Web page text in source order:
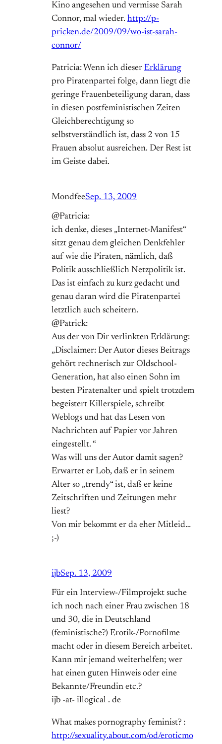
Kino angesehen und vermisse Sarah
Connor, mal wieder. http://p-
pricken.de/2009/09/wo-ist-sarah-
connor/
Patricia: Wenn ich dieser Erklärung
pro Piratenpartei folge, dann liegt die
geringe Frauenbeteiligung daran, dass
in diesen postfeministischen Zeiten
Gleichberechtigung so
selbstverständlich ist, dass 2 von 15
Frauen absolut ausreichen. Der Rest ist
im Geiste dabei.
MondfeeSep. 13, 2009
@Patricia:
ich denke, dieses „Internet-Manifest“
sitzt genau dem gleichen Denkfehler
auf wie die Piraten, nämlich, daß
Politik ausschließlich Netzpolitik ist.
Das ist einfach zu kurz gedacht und
genau daran wird die Piratenpartei
letztlich auch scheitern.
@Patrick:
Aus der von Dir verlinkten Erklärung:
„Disclaimer: Der Autor dieses Beitrags
gehört rechnerisch zur Oldschool-
Generation, hat also einen Sohn im
besten Piratenalter und spielt trotzdem
begeistert Killerspiele, schreibt
Weblogs und hat das Lesen von
Nachrichten auf Papier vor Jahren
eingestellt. “
Was will uns der Autor damit sagen?
Erwartet er Lob, daß er in seinem
Alter so „trendy“ ist, daß er keine
Zeitschriften und Zeitungen mehr
liest?
Von mir bekommt er da eher Mitleid…
;-)
ijbSep. 13, 2009
Für ein Interview-/Filmprojekt suche
ich noch nach einer Frau zwischen 18
und 30, die in Deutschland
(feministische?) Erotik-/Pornofilme
macht oder in diesem Bereich arbeitet.
Kann mir jemand weiterhelfen; wer
hat einen guten Hinweis oder eine
Bekannte/Freundin etc.?
ijb -at- illogical . de
What makes pornography feminist? :
http://sexuality.about.com/od/eroticmo